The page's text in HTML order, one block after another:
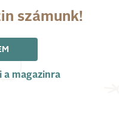
számunk!
a magazinra